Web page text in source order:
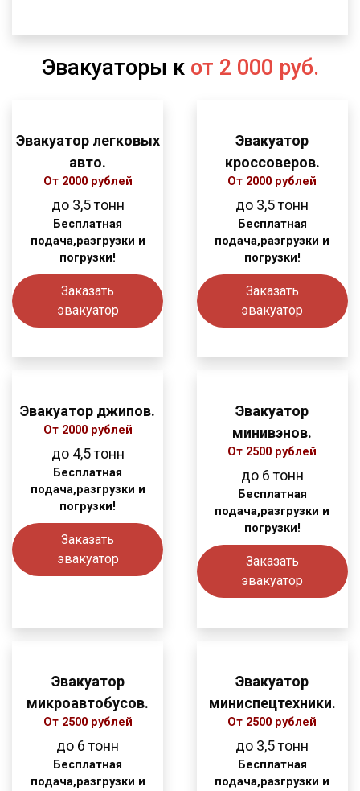
Эвакуаторы к от 2 000 руб.
Эвакуатор легковых
авто.
От 2000 рублей
до 3,5тонн
Бесплатная
подача,разгрузки и
погрузки!
Заказать
эвакуатор
Эвакуатор
кроссоверов.
От 2000 рублей
до 3,5тонн
Бесплатная
подача,разгрузки и
погрузки!
Заказать
эвакуатор
Эвакуатор джипов.
От 2000 рублей
до 4,5тонн
Бесплатная
подача,разгрузки и
погрузки!
Заказать
эвакуатор
Эвакуатор
минивэнов.
От 2500 рублей
до 6тонн
Бесплатная
подача,разгрузки и
погрузки!
Заказать
эвакуатор
Эвакуатор
микроавтобусов.
От 2500 рублей
до 6тонн
Бесплатная
подача,разгрузки и
Эвакуатор
миниспецтехники.
От 2500 рублей
до 3,5тонн
Бесплатная
подача,разгрузки и